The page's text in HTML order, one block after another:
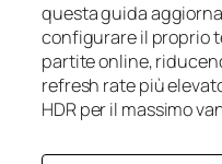
questa guida
configurare il proprio
partite online,
refresh rate più
HDR per il massimo